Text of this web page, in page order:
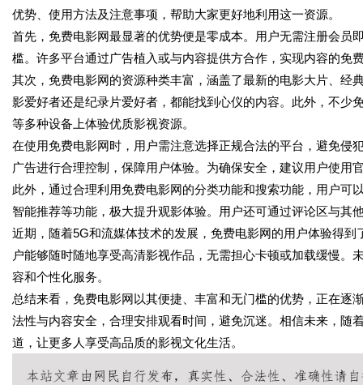
优势、使用方法及注意事项，帮助大家更好地利用这一资源。
首先，免费电影网最显著的优势便是零成本。用户无需注册会员
槛。许多平台通过广告植入或与内容提供方合作，实现内容的免
其次，免费电影网的资源种类丰富，涵盖了最新的电影大片、经
影爱好者还是纪录片爱好者，都能找到心仪的内容。此外，不少
等多种设备上体验优质影视资源。
在使用免费电影网时，用户需注意选择正规合法的平台，避免侵
广告进行合理控制，保障用户体验。为确保安全，建议用户使用
此外，通过合理利用免费电影网的分类功能和搜索功能，用户
智能推荐等功能，极大提升观影体验。用户还可通过评论区与其
近期，随着5G和流媒体技术的发展，免费电影网的用户体验得
户能够随时随地享受高清影视作品，无需担心卡顿或加载缓慢
容和个性化服务。
总结来看，免费电影网以其便捷、丰富和无门槛的优势，正在
法性与内容安全，合理安排观看时间，避免沉迷。相信未来，随
道，让更多人享受高品质的影视文化生活。